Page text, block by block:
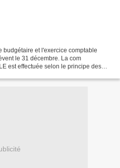
budgétaire et l'exercice comptable
le 31 décembre. La com
est effectuée selon le principe des